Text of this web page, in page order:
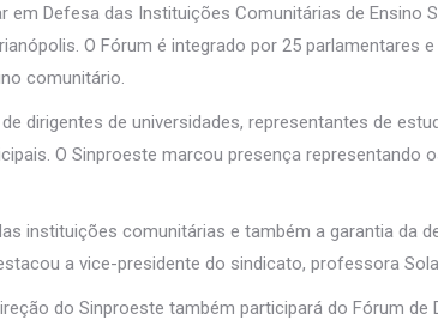
em Defesa das Instituições Comunitárias de Ensino
O Fórum é integrado por 25 parlamentares
comunitário.
dirigentes de universidades, representantes de
O Sinproeste marcou presença representando
instituições comunitárias e também a garantia da
a vice-presidente do sindicato, professora
do Sinproeste também participará do Fórum de